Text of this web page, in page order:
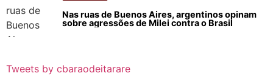
Nas ruas de Buenos Aires, argentinos opinam
sobre agressões de Milei contra o Brasil
Tweets by cbaraodeitarare